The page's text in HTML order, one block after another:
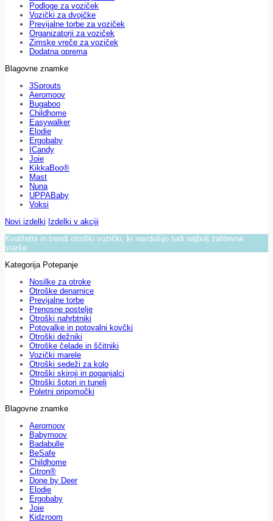
Podloge za voziček
Vozički za dvojčke
Previjalne torbe za voziček
Organizatorji za voziček
Zimske vreče za voziček
Dodatna oprema
Blagovne znamke
3Sprouts
Aeromoov
Bugaboo
Childhome
Easywalker
Elodie
Ergobaby
ICandy
Joie
KikkaBoo®
Mast
Nuna
UPPABaby
Voksi
Novi izdelki Izdelki v akciji
Kvalitetni in trendi otroški vozički, ki navdušijo tudi najbolj zahtevne
starše.
Kategorija Potepanje
Nosilke za otroke
Otroške denarnice
Previjalne torbe
Prenosne postelje
Otroški nahrbtniki
Potovalke in potovalni kovčki
Otroški dežniki
Otroške čelade in ščitniki
Vozički marele
Otroški sedeži za kolo
Otroški skiroji in poganjalci
Otroški šotori in tuneli
Poletni pripomočki
Blagovne znamke
Aeromoov
Babymoov
Badabulle
BeSafe
Childhome
Citron®
Done by Deer
Elodie
Ergobaby
Joie
Kidzroom